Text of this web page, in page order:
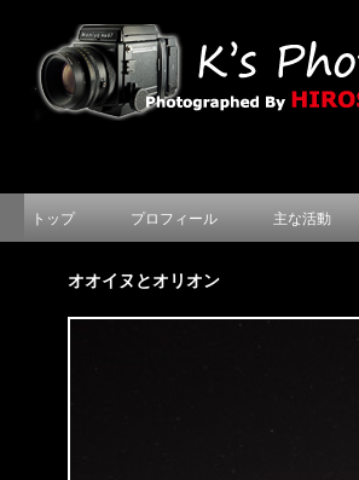
トップ プロフィール 主な活動
オオイヌとオリオン